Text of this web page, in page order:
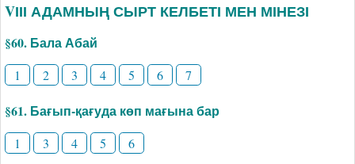
VІІІ АДАМНЫҢ СЫРТ КЕЛБЕТІ МЕН МІНЕЗІ
§60. Бала Абай
1 2 3 4 5 6 7
§61. Бағып-қағуда көп мағына бар
1 3 4 5 6